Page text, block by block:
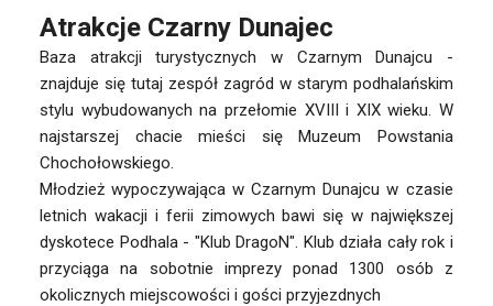
Atrakcje Czarny Dunajec
Baza atrakcji turystycznych w Czarnym Dunajcu -
znajduje się tutaj zespół zagród w starym podhalańskim
stylu wybudowanych na przełomie XVIII i XIX wieku. W
najstarszej chacie mieści się Muzeum Powstania
Chochołowskiego.
Młodzież wypoczywająca w Czarnym Dunajcu w czasie
letnich wakacji i ferii zimowych bawi się w największej
dyskotece Podhala - "Klub DragoN". Klub działa cały rok i
przyciąga na sobotnie imprezy ponad 1300 osób z
okolicznych miejscowości i gości przyjezdnych